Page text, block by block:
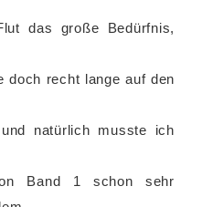
das große Bedürfnis,
doch recht lange auf den
natürlich musste ich
Band 1 schon sehr